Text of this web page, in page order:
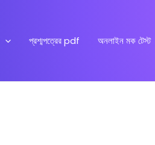
প্রশ্মপত্রের pdf অনলাইন মক টেস্ট